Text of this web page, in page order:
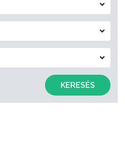
KERESÉS